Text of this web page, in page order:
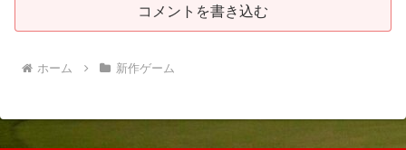
コメントを書き込む
ホーム 新作ゲーム